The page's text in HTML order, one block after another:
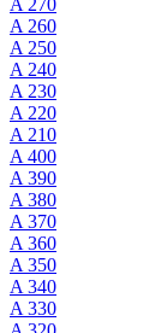
A 260
A 250
A 240
A 230
A 220
A 210
A 400
A 390
A 380
A 370
A 360
A 350
A 340
A 330